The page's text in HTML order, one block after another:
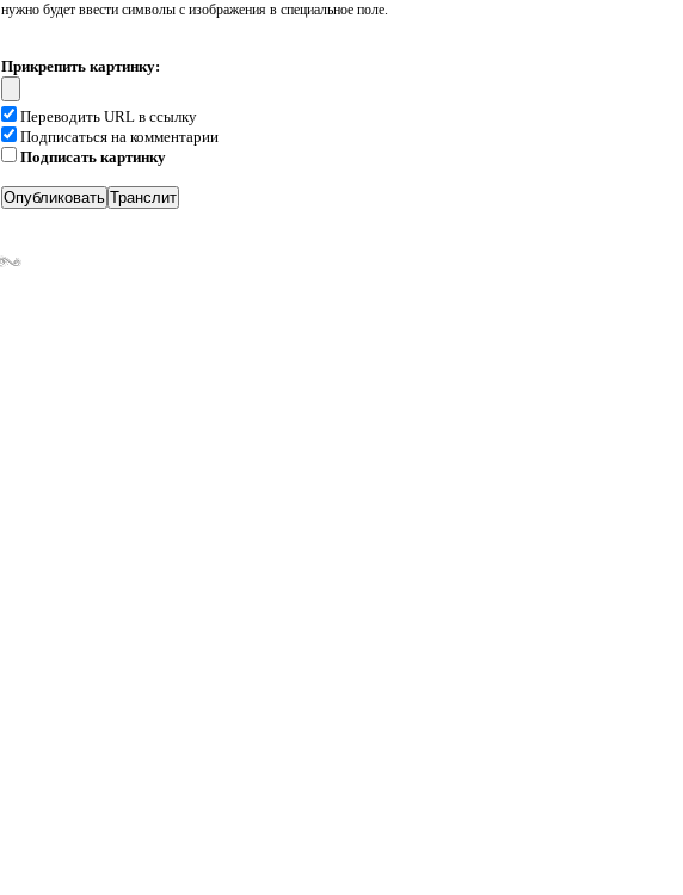
нужно будет ввести символы с изображения в специальное поле.
Прикрепить картинку:
Переводить URL в ссылку
Подписаться на комментарии
Подписать картинку